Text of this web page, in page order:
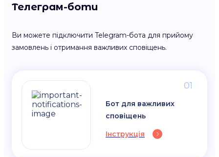
Телеграм-боти
Ви можете підключити Telegram-бота для прийому
замовлень і отримання важливих сповіщень.
01
Бот для важливих
сповіщень
Інструкція